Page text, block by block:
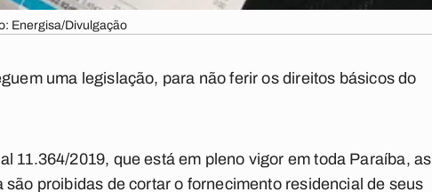
Energisa/Divulgação
uma legislação, para não ferir os direitos básicos do
11.364/2019, que está em pleno vigor em toda Paraíba, as
proibidas de cortar o fornecimento residencial de seus